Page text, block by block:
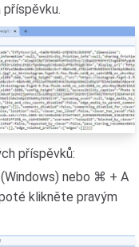
příspěvků:
nebo ⌘ + A
klikněte pravým